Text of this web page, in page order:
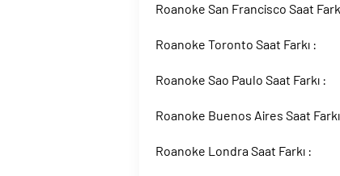
Roanoke San Francisco Saat
Roanoke Toronto Saat Farkı :
Roanoke Sao Paulo Saat Farkı :
Roanoke Buenos Aires Saat
Roanoke Londra Saat Farkı :